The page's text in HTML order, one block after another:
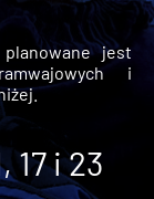
jest
i
17 i 23